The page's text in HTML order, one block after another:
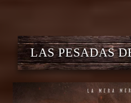
LAS PESADAS